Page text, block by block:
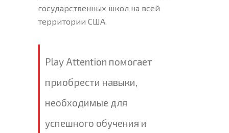
государственных школ на всей
территории США.
Play Attention помогает
приобрести навыки,
необходимые для
успешного обучения и